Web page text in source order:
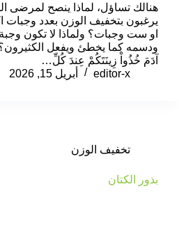
هنالك تساؤل، لماذا ينصح لمرضى
يرغبون بتخفيف الوزن بعدد
او ست وجبات؟ ولماذا لا تكون وجبة
ودسمه كما يخطئ ويفعل الكثيرون؟
آدَمَ خُذُواْ زِينَتَكُمْ عِندَ كُلِّ…
editor-x
أبريل 15, 2026
تخفيف الوزن
بذور الكتان